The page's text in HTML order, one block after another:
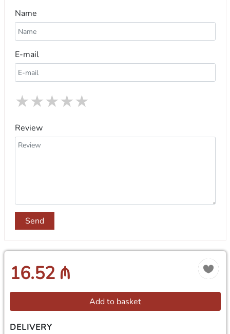
Name
E-mail
★
★
★
★
★
Review
Send
16.52 ₼
Add to basket
DELIVERY